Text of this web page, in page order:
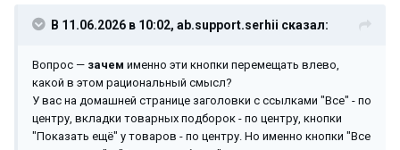
В 11.06.2026 в 10:02, ab.support.serhii сказал:
Вопрос — зачем именно эти кнопки перемещать влево,
какой в этом рациональный смысл?
У вас на домашней странице заголовки с ссылками "Все" - по
центру, вкладки товарных подборок - по центру, кнопки
"Показать ещё" у товаров - по центру. Но именно кнопки "Все